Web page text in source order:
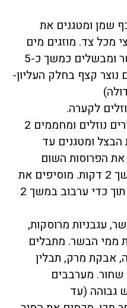
שמן ומטגנים את
מכל צד. מוזגים מים
רותחים עד לכיסוי הבשר ומבשלים כמשך כ-5
קצף בחלק העליון-
לקערה.
מנגבים את הסיר משאירים נוזלים ומחממים 2
ומטגנים עד
הפרוסות השום
ומטגנים תוך ערבוב במשך 2 דקות. מוסיפים את
הגמבה והגזר ומבשלים תוך כדי ערבוב במשך 2
עגבניות מרוסקות,
ו3-4 כוסות ממי הבשר. מתבלים
אבקת מרק, תבלין
שחור. מערבבים
גבוהה (עד